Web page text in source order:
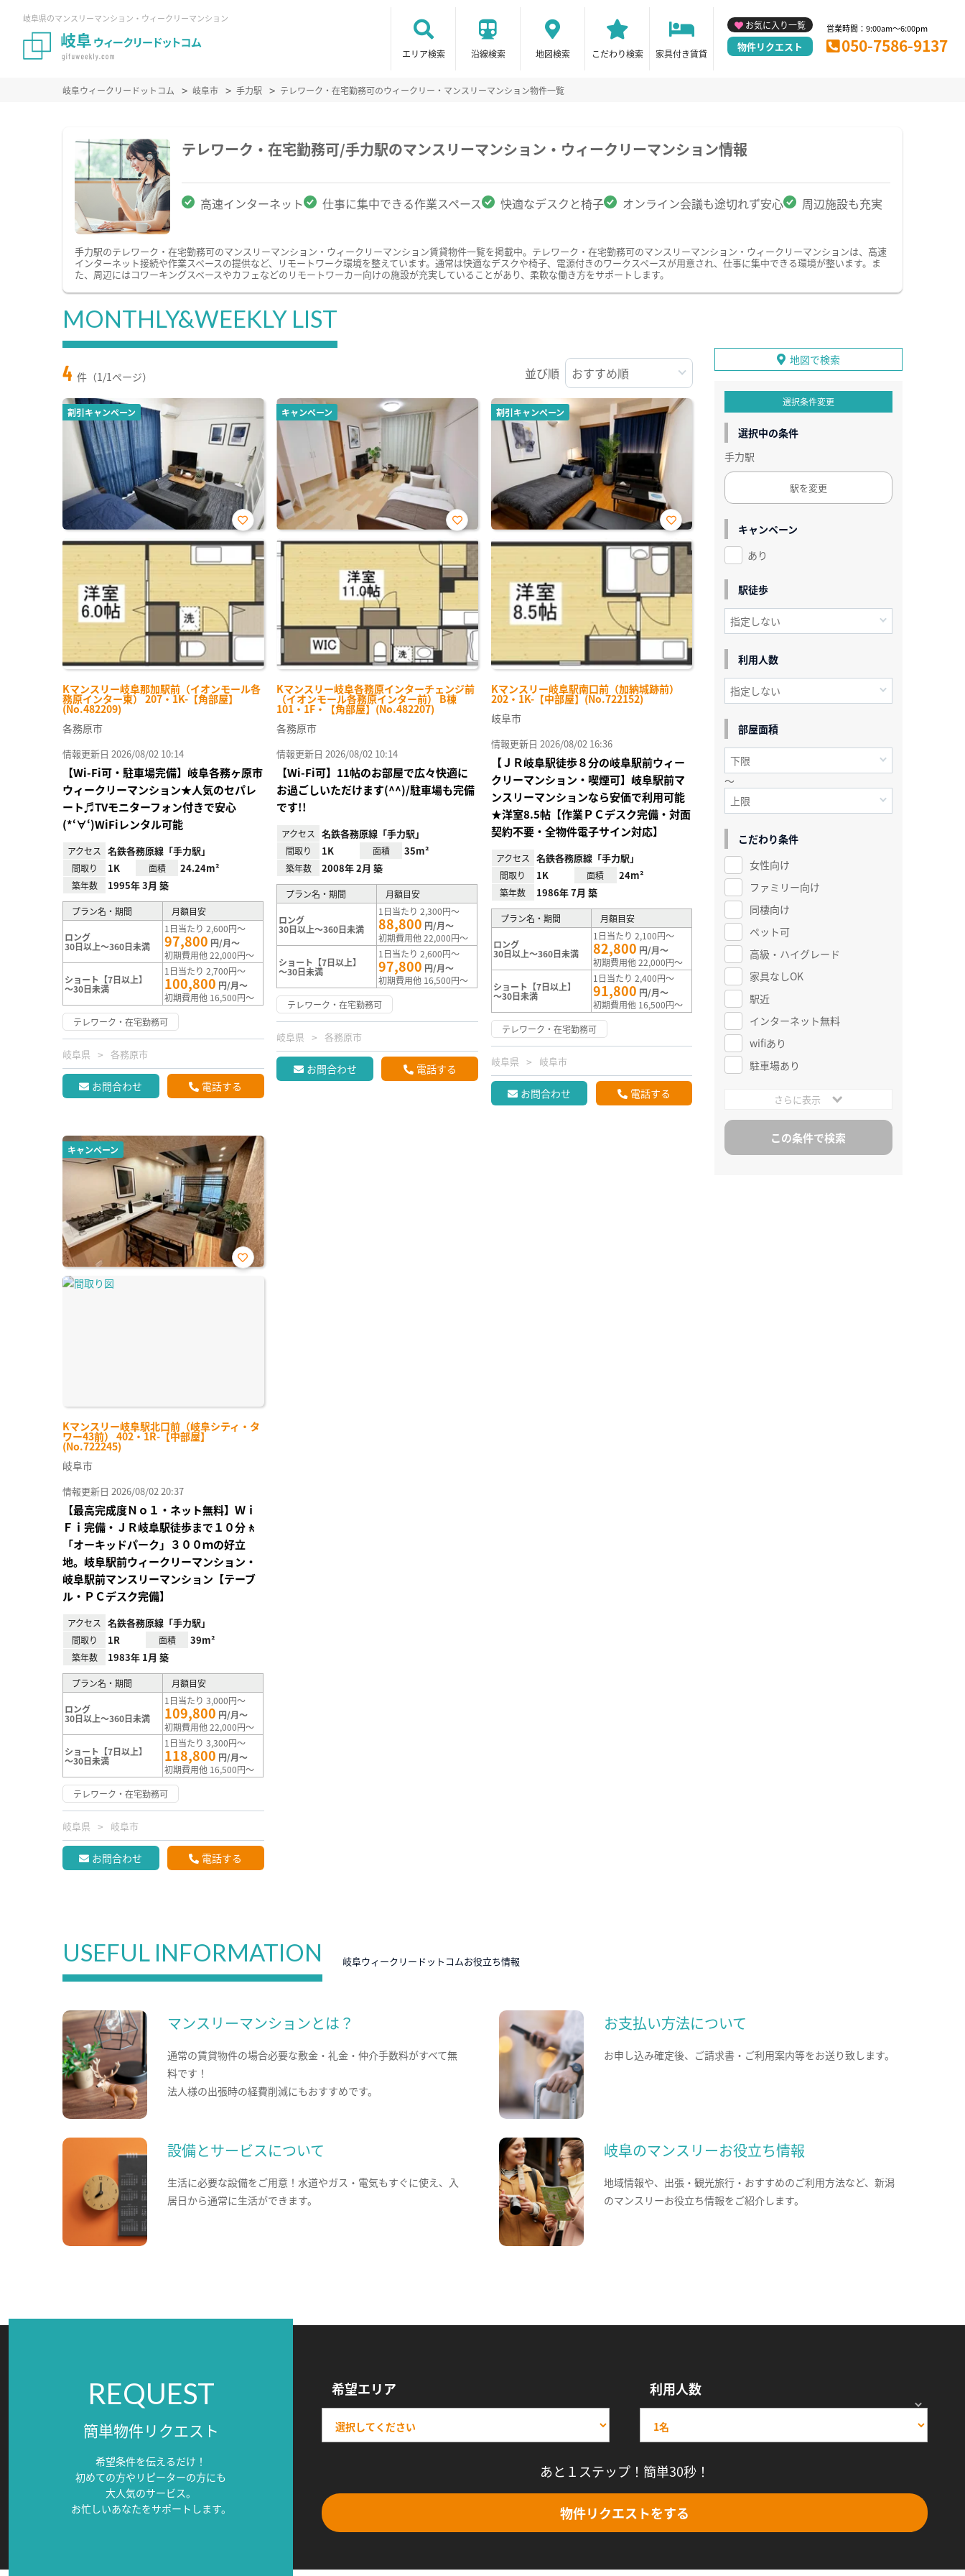
岐阜県のマンスリーマンション・ウィークリーマンション
エリア検索 沿線検索 地図検索 こだわり検索 家具付き賃貸
お気に入り一覧
物件リクエスト
営業時間：9:00am～6:00pm
050-7586-9137
岐阜ウィークリードットコム 岐阜市 手力駅 テレワーク・在宅勤務可のウィークリー・マンスリーマンション物件一覧
テレワーク・在宅勤務可/手力駅のマンスリーマンション・ウィークリーマンション情報
高速インターネット 仕事に集中できる作業スペース 快適なデスクと椅子 オンライン会議も途切れず安心 周辺施設も充実
手力駅のテレワーク・在宅勤務可のマンスリーマンション・ウィークリーマンション賃貸物件一覧を掲載中。テレワーク・在宅勤務可のマンスリーマンション・ウィークリーマンションは、高速
インターネット接続や作業スペースの提供など、リモートワーク環境を整えています。通常は快適なデスクや椅子、電源付きのワークスペースが用意され、仕事に集中できる環境が整います。ま
た、周辺にはコワーキングスペースやカフェなどのリモートワーカー向けの施設が充実していることがあり、柔軟な働き方をサポートします。
MONTHLY&WEEKLY LIST
4 件（1/1ページ） 並び順
割引キャンペーン
Kマンスリー岐阜那加駅前（イオンモール各
務原インター東） 207・1K-【角部屋】
(No.482209)
お気
に入
り登
録
各務原市
情報更新日 2026/08/02 10:14
【Wi-Fi可・駐車場完備】岐阜各務ヶ原市
ウィークリーマンション★人気のセパレ
ート♬TVモニターフォン付きで安心
(*‘∀‘)WiFiレンタル可能
アクセス 名鉄各務原線「手力駅」
間取り 1K 面積 24.24m²
築年数 1995年 3月 築
プラン名・期間 月額目安
ロング
30日以上～360日未満
1日当たり 2,600円～
97,800 円/月～
初期費用他 22,000円～
ショート【7日以上】
～30日未満
1日当たり 2,700円～
100,800 円/月～
初期費用他 16,500円～
テレワーク・在宅勤務可
岐阜県 各務原市
お問合わせ 電話する
キャンペーン
Kマンスリー岐阜各務原インターチェンジ前
（イオンモール各務原インター前） B棟
101・1F・【角部屋】(No.482207)
お気
に入
り登
録
各務原市
情報更新日 2026/08/02 10:14
【Wi-Fi可】11帖のお部屋で広々快適に
お過ごしいただけます(^^)/駐車場も完備
です!!
アクセス 名鉄各務原線「手力駅」
間取り 1K 面積 35m²
築年数 2008年 2月 築
プラン名・期間 月額目安
ロング
30日以上～360日未満
1日当たり 2,300円～
88,800 円/月～
初期費用他 22,000円～
ショート【7日以上】
～30日未満
1日当たり 2,600円～
97,800 円/月～
初期費用他 16,500円～
テレワーク・在宅勤務可
岐阜県 各務原市
お問合わせ 電話する
割引キャンペーン
Kマンスリー岐阜駅南口前（加納城跡前）
202・1K-【中部屋】(No.722152)
お気
に入
り登
録
岐阜市
情報更新日 2026/08/02 16:36
【ＪＲ岐阜駅徒歩８分の岐阜駅前ウィー
クリーマンション・喫煙可】岐阜駅前マ
ンスリーマンションなら安価で利用可能
★洋室8.5帖【作業ＰＣデスク完備・対面
契約不要・全物件電子サイン対応】
アクセス 名鉄各務原線「手力駅」
間取り 1K 面積 24m²
築年数 1986年 7月 築
プラン名・期間 月額目安
ロング
30日以上～360日未満
1日当たり 2,100円～
82,800 円/月～
初期費用他 22,000円～
ショート【7日以上】
～30日未満
1日当たり 2,400円～
91,800 円/月～
初期費用他 16,500円～
テレワーク・在宅勤務可
岐阜県 岐阜市
お問合わせ 電話する
キャンペーン
Kマンスリー岐阜駅北口前（岐阜シティ・タ
ワー43前） 402・1R-【中部屋】
(No.722245)
お気
岐阜市
情報更新日 2026/08/02 20:37
【最高完成度Ｎｏ１・ネット無料】Ｗｉ
Ｆｉ完備・ＪＲ岐阜駅徒歩まで１０分🚶
「オーキッドパーク」３００ｍの好立
地。岐阜駅前ウィークリーマンション・
岐阜駅前マンスリーマンション【テーブ
ル・ＰＣデスク完備】
アクセス 名鉄各務原線「手力駅」
間取り 1R 面積 39m²
築年数 1983年 1月 築
プラン名・期間 月額目安
ロング
30日以上～360日未満
1日当たり 3,000円～
109,800 円/月～
初期費用他 22,000円～
ショート【7日以上】
～30日未満
1日当たり 3,300円～
118,800 円/月～
初期費用他 16,500円～
テレワーク・在宅勤務可
岐阜県 岐阜市
お問合わせ 電話する
地図で検索
選択条件変更
選択中の条件
手力駅
駅を変更
キャンペーン
あり
駅徒歩
利用人数
部屋面積
～
こだわり条件
女性向け
ファミリー向け
同棲向け
ペット可
高級・ハイグレード
家具なしOK
駅近
インターネット無料
wifiあり
駐車場あり
さらに表示
USEFUL INFORMATION 岐阜ウィークリードットコムお役立ち情報
マンスリーマンションとは？
通常の賃貸物件の場合必要な敷金・礼金・仲介手数料がすべて無
料です！
法人様の出張時の経費削減にもおすすめです。
お支払い方法について
お申し込み確定後、ご請求書・ご利用案内等をお送り致します。
設備とサービスについて
生活に必要な設備をご用意！水道やガス・電気もすぐに使え、入
居日から通常に生活ができます。
岐阜のマンスリーお役立ち情報
地域情報や、出張・観光旅行・おすすめのご利用方法など、新潟
のマンスリーお役立ち情報をご紹介します。
REQUEST
簡単物件リクエスト
希望条件を伝えるだけ！
初めての方やリピーターの方にも
大人気のサービス。
お忙しいあなたをサポートします。
希望エリア 利用人数
あと１ステップ！簡単30秒！
物件リクエストをする